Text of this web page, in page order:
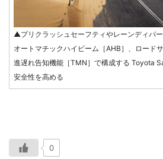
▲プリクラッシュセーフティやレーンディパー
オートマチックハイビーム［AHB］、ロード
進遅れ告知機能［TMN］で構成する Toyota
安全性を高める
0